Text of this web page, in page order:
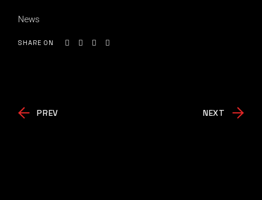
News
SHARE ON
PREV NEXT